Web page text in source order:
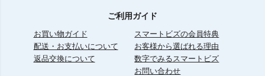
ご利用ガイド
お買い物ガイド
配送・お支払いについて
返品交換について
スマートビズの会員特典
お客様から選ばれる理由
数字でみるスマートビズ
お問い合わせ